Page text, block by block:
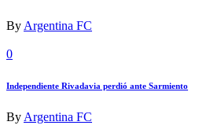
By Argentina FC
0
Independiente Rivadavia perdió ante Sarmiento
By Argentina FC